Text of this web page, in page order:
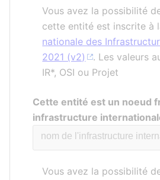
Vous avez la possibilité
cette entité est inscrite à
nationale des
2021 (v2)
. Les valeurs
IR*, OSI ou Projet
Cette entité est un noeud
infrastructure
Vous avez la possibilité